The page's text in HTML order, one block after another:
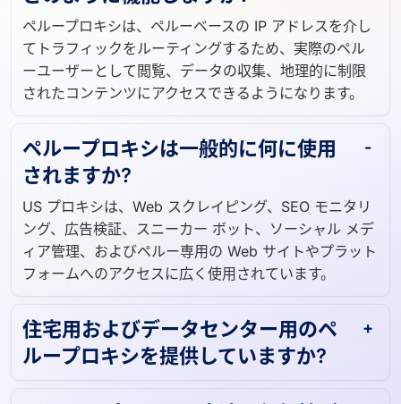
ペループロキシは、ペルーベースの IP アドレスを介し
てトラフィックをルーティングするため、実際のペル
ーユーザーとして閲覧、データの収集、地理的に制限
されたコンテンツにアクセスできるようになります。
ペループロキシは一般的に何に使用
されますか?
US プロキシは、Web スクレイピング、SEO モニタリ
ング、広告検証、スニーカー ボット、ソーシャル メデ
ィア管理、およびペルー専用の Web サイトやプラット
フォームへのアクセスに広く使用されています。
住宅用およびデータセンター用のペ
ループロキシを提供していますか?